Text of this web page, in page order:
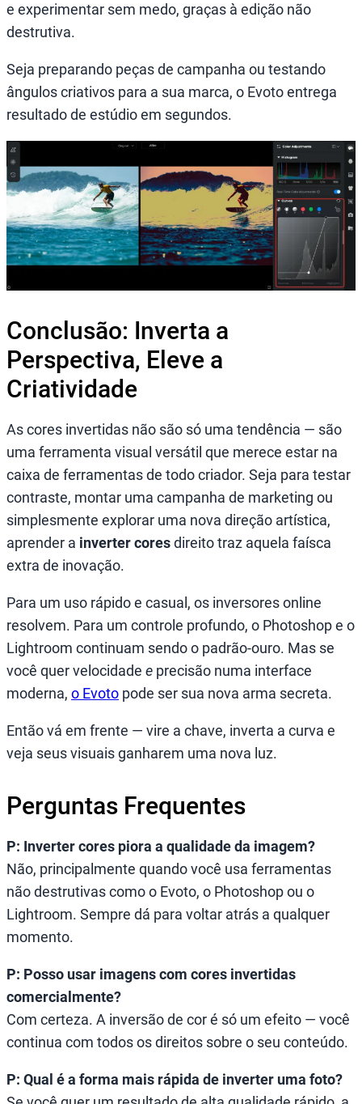
e experimentar sem medo, graças à edição não
destrutiva.
Seja preparando peças de campanha ou testando
ângulos criativos para a sua marca, o Evoto entrega
resultado de estúdio em segundos.
Conclusão: Inverta a
Perspectiva, Eleve a
Criatividade
As cores invertidas não são só uma tendência — são
uma ferramenta visual versátil que merece estar na
caixa de ferramentas de todo criador. Seja para testar
contraste, montar uma campanha de marketing ou
simplesmente explorar uma nova direção artística,
aprender a inverter coresdireito traz aquela faísca
extra de inovação.
Para um uso rápido e casual, os inversores online
resolvem. Para um controle profundo, o Photoshop e o
Lightroom continuam sendo o padrão-ouro. Mas se
você quer velocidade e precisão numa interface
moderna, o Evoto pode ser sua nova arma secreta.
Então vá em frente — vire a chave, inverta a curva e
veja seus visuais ganharem uma nova luz.
Perguntas Frequentes
P: Inverter cores piora a qualidade da imagem?
Não, principalmente quando você usa ferramentas
não destrutivas como o Evoto, o Photoshop ou o
Lightroom. Sempre dá para voltar atrás a qualquer
momento.
P: Posso usar imagens com cores invertidas
comercialmente?
Com certeza. A inversão de cor é só um efeito — você
continua com todos os direitos sobre o seu conteúdo.
P: Qual é a forma mais rápida de inverter uma foto?